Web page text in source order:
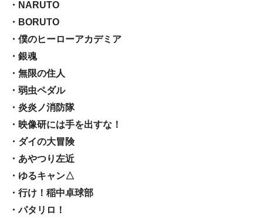
・NARUTO
・BORUTO
・僕のヒーローアカデミア
・銀魂
・無限の住人
・弱虫ペダル
・炎炎ノ消防隊
・映像研には手を出すな！
・ダイの大冒険
・あやつり左近
・ゆるキャン△
・行け！稲中卓球部
・パタリロ！